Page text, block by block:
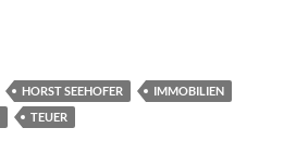
Ärger für Söder
HORST SEEHOFER
IMMOBILIEN
TEUER